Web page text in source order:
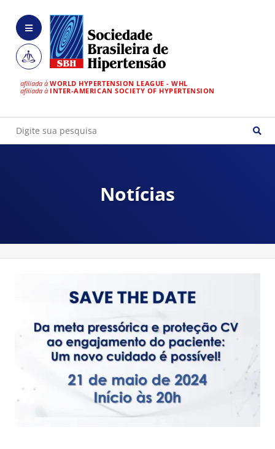
afiliada à WORLD HYPERTENSION LEAGUE - WHL
afiliada à INTER-AMERICAN SOCIETY OF HYPERTENSION
Notícias